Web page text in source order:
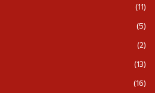
(11)
(5)
(2)
(13)
(16)